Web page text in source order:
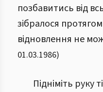
позбавитись від
зібралося
відновлення не
01.03.1986)
Підніміть руку